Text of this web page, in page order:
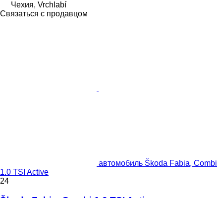
Чехия, Vrchlabí
Связаться с продавцом
автомобиль Škoda Fabia, Combi
1.0 TSI Active
24